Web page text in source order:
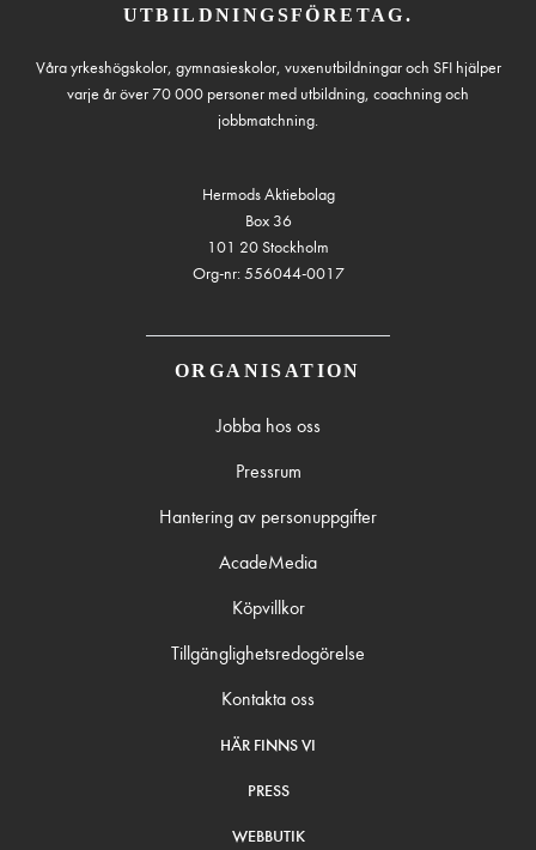
UTBILDNINGSFÖRETAG.
Våra yrkeshögskolor, gymnasieskolor, vuxenutbildningar och SFI hjälper
varje år över 70 000 personer med utbildning, coachning och
jobbmatchning.
Hermods Aktiebolag
Box 36
101 20 Stockholm
Org-nr: 556044-0017
ORGANISATION
Jobba hos oss
Pressrum
Hantering av personuppgifter
AcadeMedia
Köpvillkor
Tillgänglighetsredogörelse
Kontakta oss
HÄR FINNS VI
PRESS
WEBBUTIK